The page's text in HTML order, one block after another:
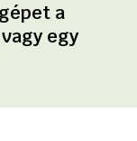
a
egy